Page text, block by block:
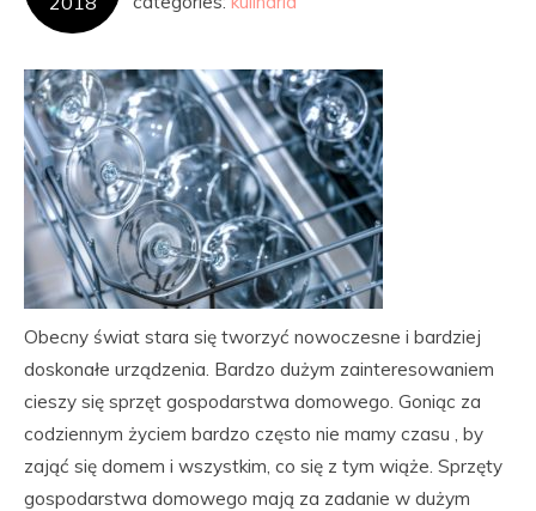
Obecny świat stara się tworzyć nowoczesne i bardziej
doskonałe urządzenia. Bardzo dużym zainteresowaniem
cieszy się sprzęt gospodarstwa domowego. Goniąc za
codziennym życiem bardzo często nie mamy czasu , by
zająć się domem i wszystkim, co się z tym wiąże. Sprzęty
gospodarstwa domowego mają za zadanie w dużym